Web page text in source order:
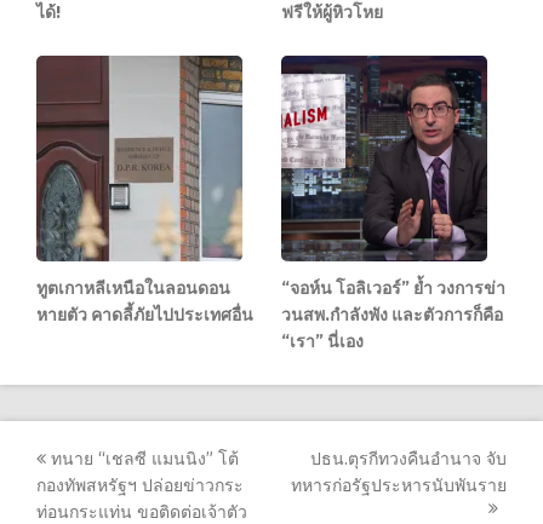
ได้!
ฟรีให้ผู้หิวโหย
ทูตเกาหลีเหนือในลอนดอน
หายตัว คาดลี้ภัยไปประเทศอื่น
“จอห์น โอลิเวอร์” ย้ำ วงการข่า
วนสพ.กำลังพัง และตัวการก็คือ
“เรา” นี่เอง
Post
navigation
ทนาย “เชลซี แมนนิง” โต้
กองทัพสหรัฐฯ ปล่อยข่าวกระ
ท่อนกระแท่น ขอติดต่อเจ้าตัว
ปธน.ตุรกีทวงคืนอำนาจ จับ
ทหารก่อรัฐประหารนับพันราย